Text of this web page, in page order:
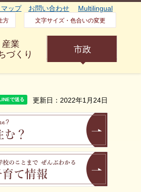
ップ お問い合わせ Multilingual
方 文字サイズ・色合いの変更
産業
づくり
市政
更新日：2022年1月24日